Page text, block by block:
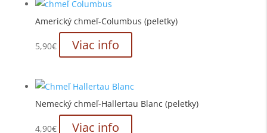
Americký chmeľ-Columbus (peletky)
5,90€ Viac info
Nemecký chmeľ-Hallertau Blanc (peletky)
4,90€ Viac info